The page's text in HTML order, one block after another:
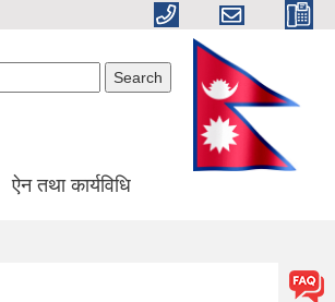
ऐन तथा कार्यविधि